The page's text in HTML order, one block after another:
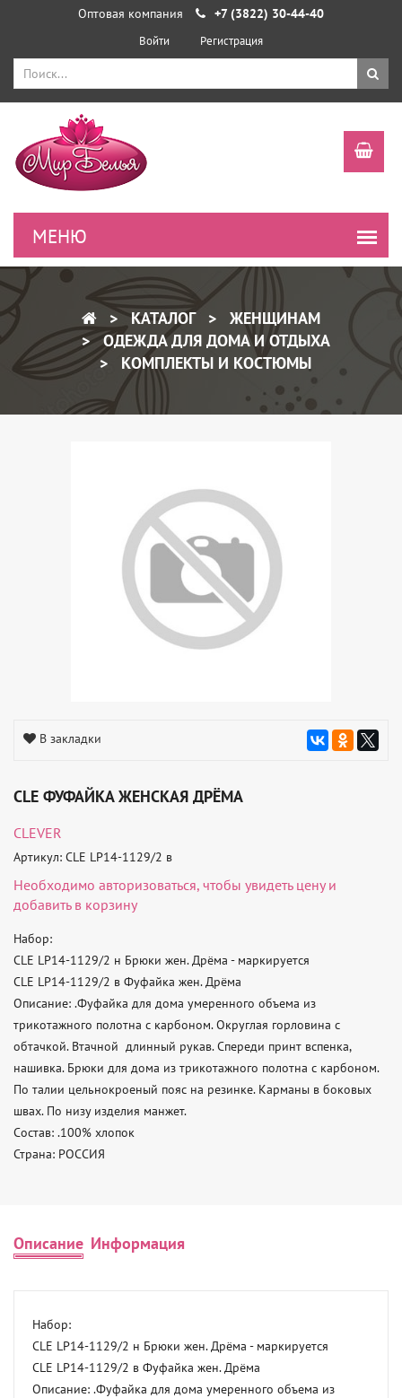
Оптовая компания +7 (3822) 30-44-40
Войти Регистрация
КАТАЛОГ
ЖЕНЩИНАМ
ОДЕЖДА ДЛЯ ДОМА И ОТДЫХА
КОМПЛЕКТЫ И КОСТЮМЫ
В закладки
CLE ФУФАЙКА ЖЕНСКАЯ ДРЁМА
CLEVER
Артикул: CLE LP14-1129/2 в
Необходимо авторизоваться, чтобы увидеть цену и
добавить в корзину
Набор:
CLE LP14-1129/2 н Брюки жен. Дрёма - маркируется
CLE LP14-1129/2 в Фуфайка жен. Дрёма
Описание: .Фуфайка для дома умеренного объема из
трикотажного полотна с карбоном. Округлая горловина с
обтачкой. Втачной  длинный рукав. Спереди принт вспенка,
нашивка. Брюки для дома из трикотажного полотна с карбоном.
По талии цельнокроеный пояс на резинке. Карманы в боковых
швах. По низу изделия манжет.
Состав: .100% хлопок
Страна: РОССИЯ
Описание Информация
Набор:
CLE LP14-1129/2 н Брюки жен. Дрёма - маркируется
CLE LP14-1129/2 в Фуфайка жен. Дрёма
Описание: .Фуфайка для дома умеренного объема из